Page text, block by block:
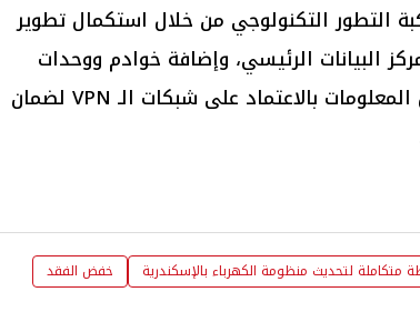
التطور التكنولوجي من خلال استكمال تطوير
البيانات الرئيسي، وإضافة خوادم ووحدات
تخزين جديدة، وترقية خطوط نقل المعلومات بالاعتماد على شبكات الـ VPN لضمان
متكاملة لتحديث منظومة الكهرباء بالإسكندرية
خفض الفقد